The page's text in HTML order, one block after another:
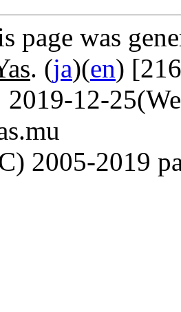
page was
. (ja)(en)
2019-12-
2005-2019